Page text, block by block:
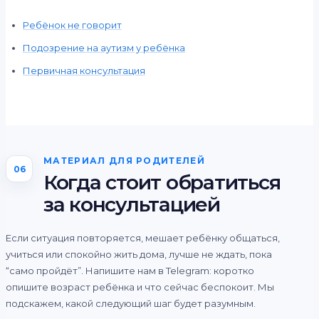
Ребёнок не говорит
Подозрение на аутизм у ребёнка
Первичная консультация
06
МАТЕРИАЛ ДЛЯ РОДИТЕЛЕЙ
Когда стоит обратиться
за консультацией
Если ситуация повторяется, мешает ребёнку общаться,
учиться или спокойно жить дома, лучше не ждать, пока
“само пройдёт”. Напишите нам в Telegram: коротко
опишите возраст ребёнка и что сейчас беспокоит. Мы
подскажем, какой следующий шаг будет разумным.